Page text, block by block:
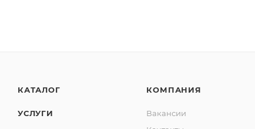
КАТАЛОГ
УСЛУГИ
КОМПАНИЯ
Вакансии